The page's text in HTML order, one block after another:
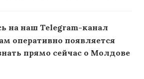
на наш Telegram-канал
оперативно появляется
прямо сейчас о Молдове